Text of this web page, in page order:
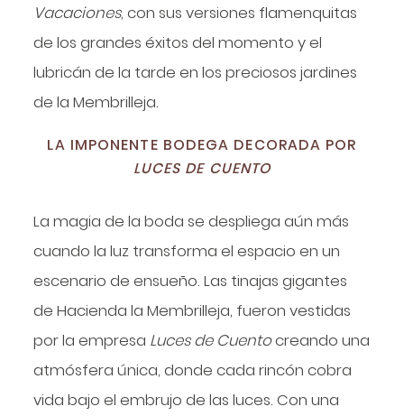
Vacaciones, con sus versiones flamenquitas
de los grandes éxitos del momento y el
lubricán de la tarde en los preciosos jardines
de la Membrilleja.
LA IMPONENTE BODEGA DECORADA POR
LUCES DE CUENTO
La magia de la boda se despliega aún más
cuando la luz transforma el espacio en un
escenario de ensueño. Las tinajas gigantes
de Hacienda la Membrilleja, fueron vestidas
por la empresa Luces de Cuentocreando una
atmósfera única, donde cada rincón cobra
vida bajo el embrujo de las luces. Con una